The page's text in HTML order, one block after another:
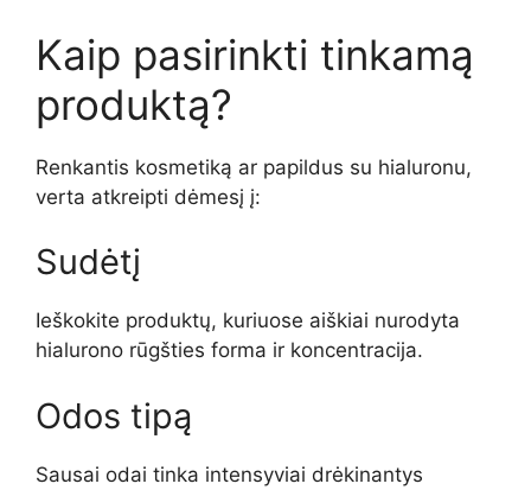
Kaip pasirinkti tinkamą
produktą?
Renkantis kosmetiką ar papildus su hialuronu,
verta atkreipti dėmesį į:
Sudėtį
Ieškokite produktų, kuriuose aiškiai nurodyta
hialurono rūgšties forma ir koncentracija.
Odos tipą
Sausai odai tinka intensyviai drėkinantys